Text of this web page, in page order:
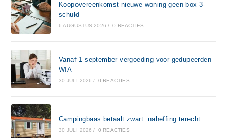
Koopovereenkomst nieuwe woning geen box 3-
schuld
6 AUGUSTUS 2026 / 0 REACTIES
Vanaf 1 september vergoeding voor gedupeerden
WIA
30 JULI 2026 / 0 REACTIES
Campingbaas betaalt zwart: naheffing terecht
30 JULI 2026 / 0 REACTIES